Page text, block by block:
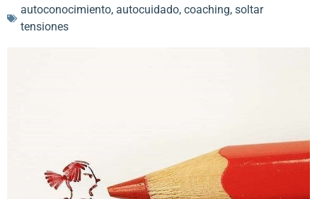
autoconocimiento, autocuidado, coaching, soltar
tensiones